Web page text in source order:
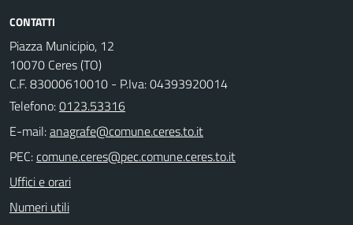
CONTATTI
Piazza Municipio, 12
10070 Ceres (TO)
C.F. 83000610010 - P.Iva: 04393920014
Telefono:0123.53316
E-mail:
PEC:
Uffici e orari
Numeri utili